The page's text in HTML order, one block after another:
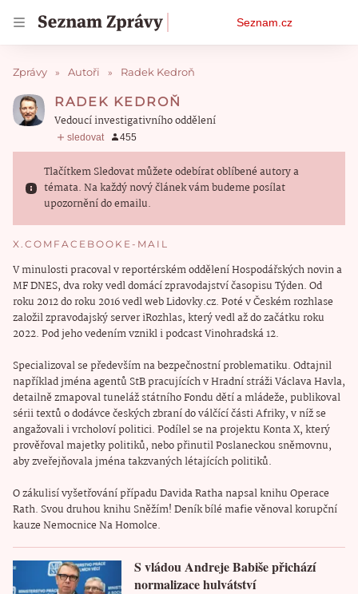
menu
Seznam.cz
Zprávy Autoři Radek Kedroň
RADEK KEDROŇ
Vedoucí investigativního oddělení
Tlačítkem Sledovat můžete odebírat oblíbené autory a
témata. Na každý nový článek vám budeme posílat
upozornění do emailu.
X.COM FACEBOOK E-MAIL
V minulosti pracoval v reportérském oddělení Hospodářských novin a
MF DNES, dva roky vedl domácí zpravodajství časopisu Týden. Od
roku 2012 do roku 2016 vedl web Lidovky.cz. Poté v Českém rozhlase
založil zpravodajský server iRozhlas, který vedl až do začátku roku
2022. Pod jeho vedením vznikl i podcast Vinohradská 12.
Specializoval se především na bezpečnostní problematiku. Odtajnil
například jména agentů StB pracujících v Hradní stráži Václava Havla,
detailně zmapoval tuneláž státního Fondu dětí a mládeže, publikoval
sérii textů o dodávce českých zbraní do válčící části Afriky, v níž se
angažovali i vrcholoví politici. Podílel se na projektu Konta X, který
prověřoval majetky politiků, nebo přinutil Poslaneckou sněmovnu,
aby zveřejňovala jména takzvaných létajících politiků.
O zákulisí vyšetřování případu Davida Ratha napsal knihu Operace
Rath. Svou druhou knihu Sněžím! Deník bílé mafie věnoval korupční
kauze Nemocnice Na Homolce.
S vládou Andreje Babiše přichází
normalizace hulvátství